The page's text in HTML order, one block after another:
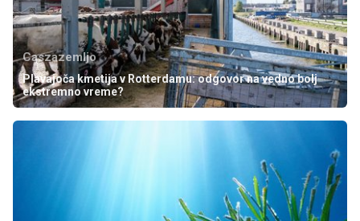
Caszazemljo
Plavajoča kmetija v Rotterdamu: odgovor na vedno bolj
ekstremno vreme?